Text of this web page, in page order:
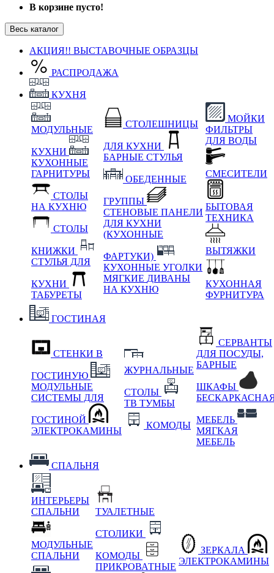
В корзине пусто!
Весь каталог
АКЦИЯ!! ВЫСТАВОЧНЫЕ ОБРАЗЦЫ
РАСПРОДАЖА
КУХНЯ
МОДУЛЬНЫЕ
КУХНИ
КУХОННЫЕ
ГАРНИТУРЫ
СТОЛЫ
НА КУХНЮ
СТОЛЫ
КНИЖКИ
СТУЛЬЯ ДЛЯ
КУХНИ
ТАБУРЕТЫ
СТОЛЕШНИЦЫ
ДЛЯ КУХНИ
БАРНЫЕ СТУЛЬЯ
ОБЕДЕННЫЕ
ГРУППЫ
СТЕНОВЫЕ ПАНЕЛИ
ДЛЯ КУХНИ
(КУХОННЫЕ
ФАРТУКИ)
КУХОННЫЕ УГОЛКИ
МЯГКИЕ ДИВАНЫ
НА КУХНЮ
МОЙКИ
ФИЛЬТРЫ
ДЛЯ ВОДЫ
СМЕСИТЕЛИ
БЫТОВАЯ
ТЕХНИКА
ВЫТЯЖКИ
КУХОННАЯ
ФУРНИТУРА
ГОСТИНАЯ
СТЕНКИ В
ГОСТИНУЮ
МОДУЛЬНЫЕ
СИСТЕМЫ ДЛЯ
ГОСТИНОЙ
ЭЛЕКТРОКАМИНЫ
ЖУРНАЛЬНЫЕ
СТОЛЫ
ТВ ТУМБЫ
КОМОДЫ
СЕРВАНТЫ
ДЛЯ ПОСУДЫ,
БАРНЫЕ
ШКАФЫ
МЕБЕЛЬ
МЯГКАЯ
МЕБЕЛЬ
СПАЛЬНЯ
ИНТЕРЬЕРЫ
СПАЛЬНИ
МОДУЛЬНЫЕ
СПАЛЬНИ
ТУАЛЕТНЫЕ
СТОЛИКИ
КОМОДЫ
ПРИКРОВАТНЫЕ
ЗЕРКАЛА
ЭЛЕКТРОКАМИНЫ